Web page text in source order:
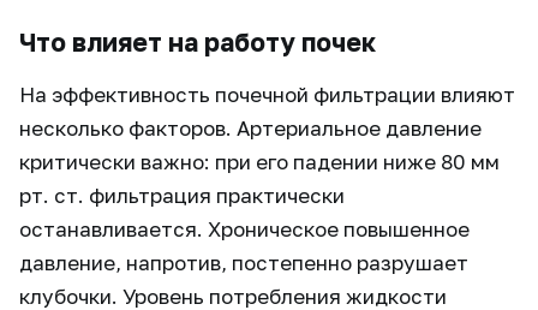
Что влияет на работу почек
На эффективность почечной фильтрации влияют
несколько факторов. Артериальное давление
критически важно: при его падении ниже 80 мм
рт. ст. фильтрация практически
останавливается. Хроническое повышенное
давление, напротив, постепенно разрушает
клубочки. Уровень потребления жидкости